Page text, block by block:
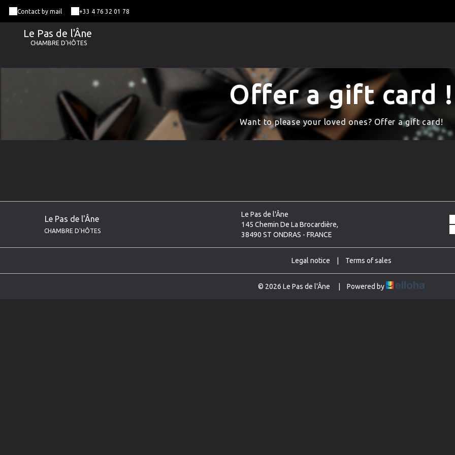
Contact by mail +33 4 76 32 01 78
Le Pas de l'Âne
CHAMBRE D'HÔTES
Offer a gift card !
Want to please your loved ones? Offer a gift card!
Le Pas de l'Âne
CHAMBRE D'HÔTES
Le Pas de l'Âne
145 Chemin De La Brocardière,
38490 ST ONDRAS - FRANCE
Legal notice Terms of sales
© 2026 Le Pas de l'Âne Powered by